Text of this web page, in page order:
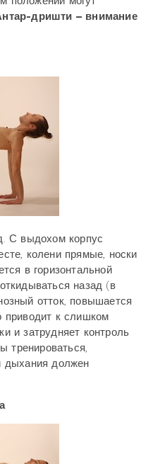
дришти – внимание
С выдохом корпус
колени прямые, носки
в горизонтальной
назад (в
отток, повышается
приводит к слишком
и затрудняет контроль
дыхания должен